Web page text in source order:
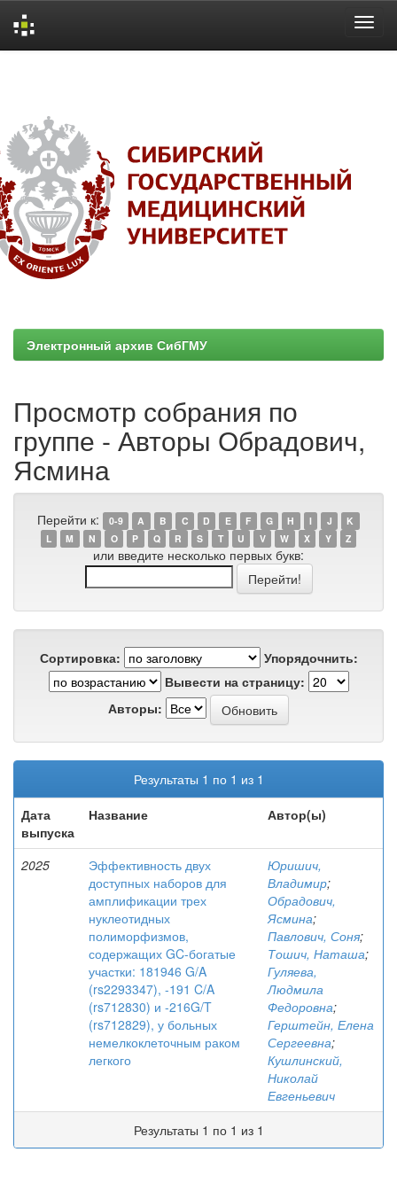
Электронный архив СибГМУ
Просмотр собрания по
группе - Авторы Обрадович,
Ясмина
Перейти к: 0-9 A B C D E F G H I J
K
L
M N O P Q R S T U V W X Y Z
или введите несколько первых букв:
Сортировка:
Упорядочнить:
Вывести на страницу:
Авторы:
Результаты 1 по 1 из 1
Дата
выпуска
Название Автор(ы)
2025
Эффективность двух
доступных наборов для
амплификации трех
нуклеотидных
полиморфизмов,
содержащих GC-богатые
участки: 181946 G/A
(rs2293347), -191 C/A
(rs712830) и -216G/T
(rs712829), у больных
немелкоклеточным раком
легкого
Юришич,
Владимир;
Обрадович,
Ясмина;
Павлович, Соня;
Тошич, Наташа;
Гуляева,
Людмила
Федоровна;
Герштейн, Елена
Сергеевна;
Кушлинский,
Николай
Евгеньевич
Результаты 1 по 1 из 1